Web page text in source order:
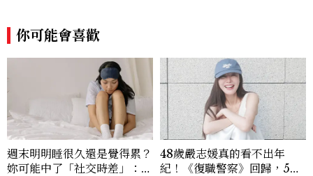
你可能會喜歡
週末明明睡很久還是覺得累？
妳可能中了「社交時差」：睡
48歲嚴志媛真的看不出年
紀！《復職警察》回歸，5個